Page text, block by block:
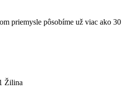
priemysle pôsobíme už viac ako 30
Žilina